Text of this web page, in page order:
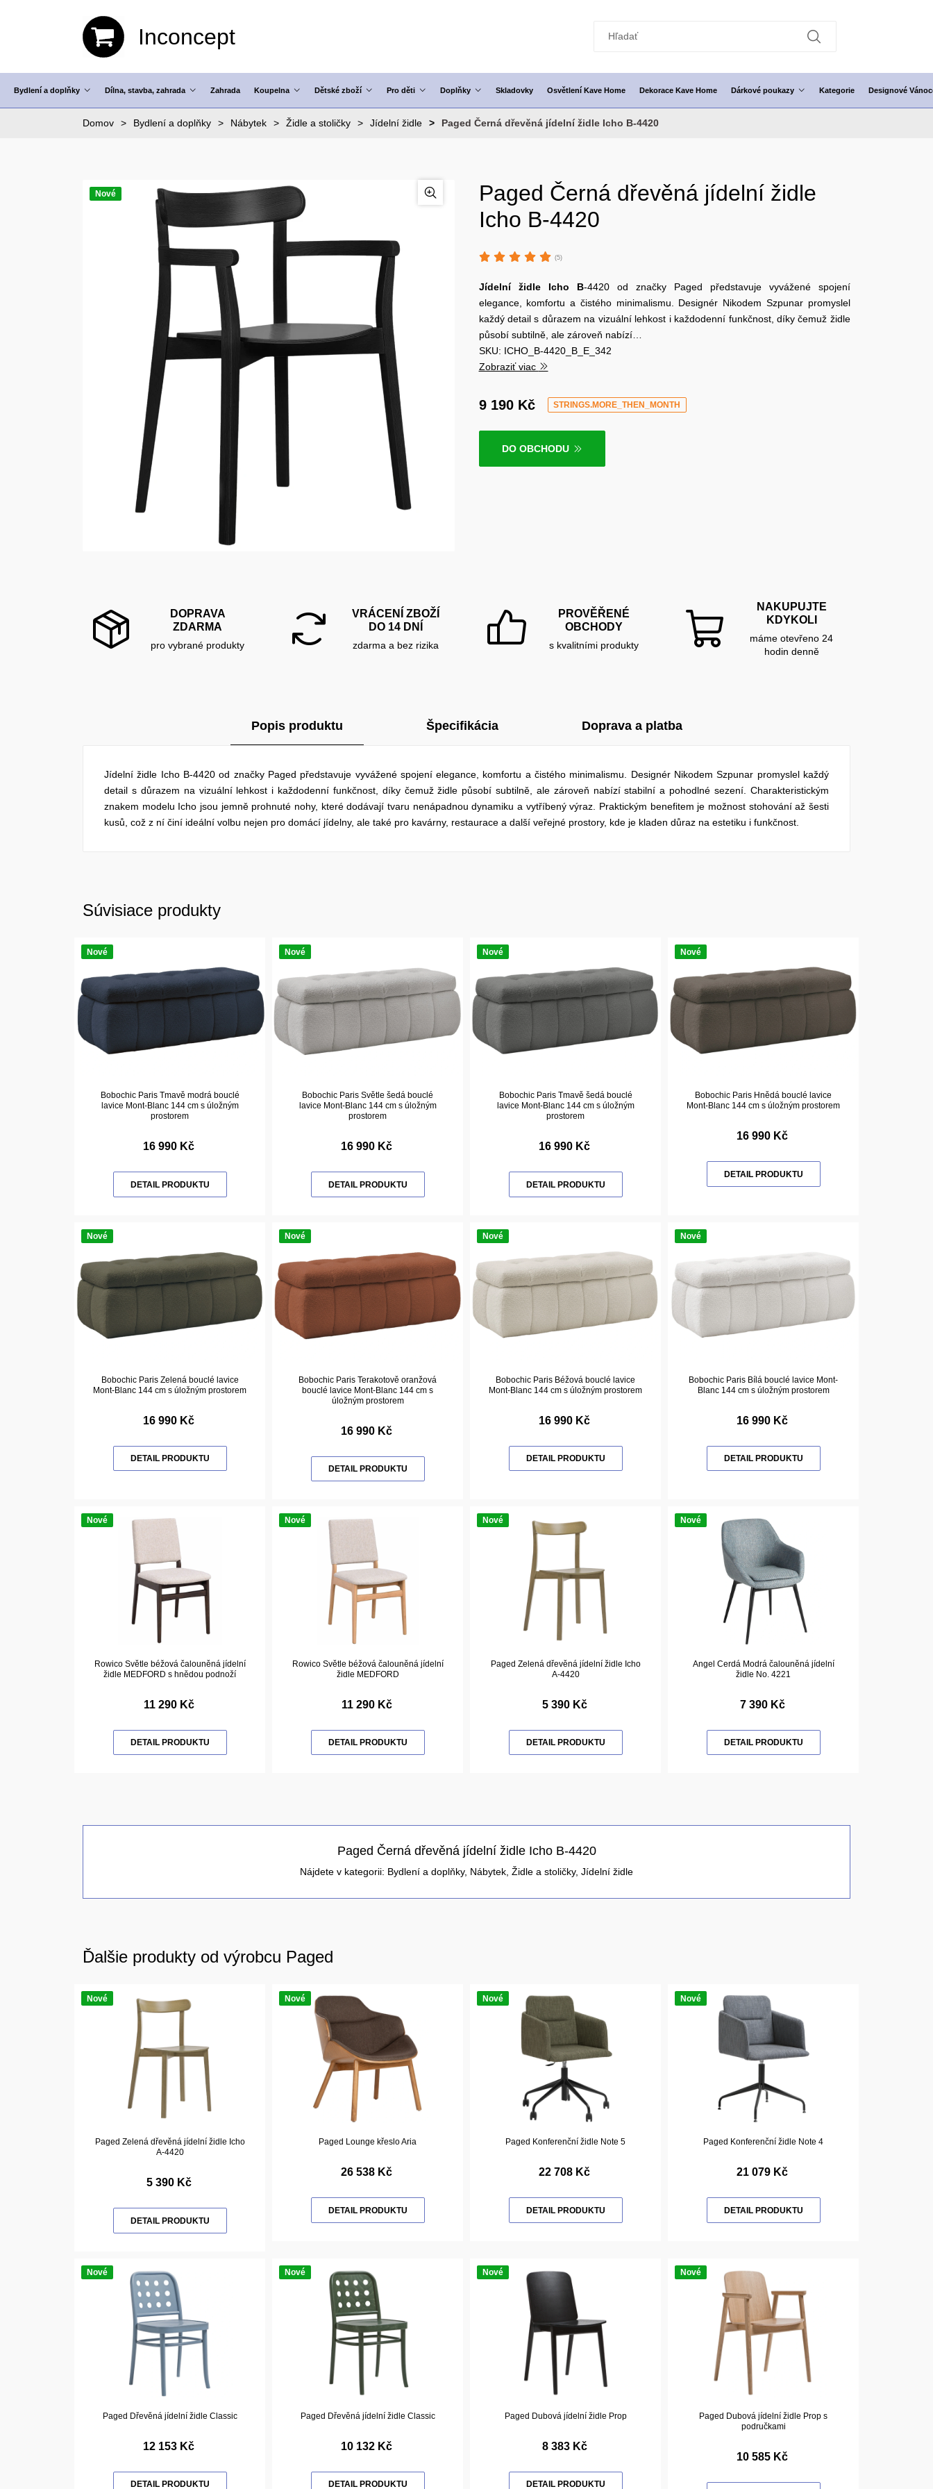
Inconcept
Bydlení a doplňky Dílna, stavba, zahrada Zahrada Koupelna Dětské zboží Pro děti Doplňky Skladovky Osvětlení Kave Home Dekorace Kave Home Dárkové poukazy Kategorie Designové
Domov Bydlení a doplňky Nábytek Židle a stoličky Jídelní židle Paged Černá dřevěná jídelní židle Icho B-4420
Nové
Paged Černá dřevěná jídelní židle
Icho B-4420
(5)
Jídelní židleIcho B-4420 od značky Paged představuje vyvážené spojení
elegance, komfortu a čistého minimalismu. Designér Nikodem Szpunar promyslel
každý detail s důrazem na vizuální lehkost i každodenní funkčnost, díky čemuž židle
působí subtilně, ale zároveň nabízí…
SKU: ICHO_B-4420_B_E_342
Zobraziť viac
9 190 Kč STRINGS.MORE_THEN_MONTH
DO OBCHODU
DOPRAVA
ZDARMA
pro vybrané produkty
VRÁCENÍ ZBOŽÍ
DO 14 DNÍ
zdarma a bez rizika
PROVĚŘENÉ
OBCHODY
s kvalitními produkty
NAKUPUJTE
KDYKOLI
máme otevřeno 24
hodin denně
Popis produktu Špecifikácia Doprava a platba
Jídelní židle Icho B-4420 od značky Paged představuje vyvážené spojení elegance, komfortu a čistého minimalismu. Designér Nikodem Szpunar promyslel každý
detail s důrazem na vizuální lehkost i každodenní funkčnost, díky čemuž židle působí subtilně, ale zároveň nabízí stabilní a pohodlné sezení. Charakteristickým
znakem modelu Icho jsou jemně prohnuté nohy, které dodávají tvaru nenápadnou dynamiku a vytříbený výraz. Praktickým benefitem je možnost stohování až šesti
kusů, což z ní činí ideální volbu nejen pro domácí jídelny, ale také pro kavárny, restaurace a další veřejné prostory, kde je kladen důraz na estetiku i funkčnost.
Súvisiace produkty
Nové
Bobochic Paris Tmavě modrá bouclé
lavice Mont-Blanc 144 cm s úložným
prostorem
16 990 Kč
DETAIL PRODUKTU
Nové
Bobochic Paris Světle šedá bouclé
lavice Mont-Blanc 144 cm s úložným
prostorem
16 990 Kč
DETAIL PRODUKTU
Nové
Bobochic Paris Tmavě šedá bouclé
lavice Mont-Blanc 144 cm s úložným
prostorem
16 990 Kč
DETAIL PRODUKTU
Nové
Bobochic Paris Hnědá bouclé lavice
Mont-Blanc 144 cm s úložným prostorem
16 990 Kč
DETAIL PRODUKTU
Nové
Bobochic Paris Zelená bouclé lavice
Mont-Blanc 144 cm s úložným prostorem
16 990 Kč
DETAIL PRODUKTU
Nové
Bobochic Paris Terakotově oranžová
bouclé lavice Mont-Blanc 144 cm s
úložným prostorem
16 990 Kč
DETAIL PRODUKTU
Nové
Bobochic Paris Béžová bouclé lavice
Mont-Blanc 144 cm s úložným prostorem
16 990 Kč
DETAIL PRODUKTU
Nové
Bobochic Paris Bílá bouclé lavice Mont-
Blanc 144 cm s úložným prostorem
16 990 Kč
DETAIL PRODUKTU
Nové
Rowico Světle béžová čalouněná jídelní
židle MEDFORD s hnědou podnoží
11 290 Kč
DETAIL PRODUKTU
Nové
Rowico Světle béžová čalouněná jídelní
židle MEDFORD
11 290 Kč
DETAIL PRODUKTU
Nové
Paged Zelená dřevěná jídelní židle Icho
A-4420
5 390 Kč
DETAIL PRODUKTU
Nové
Angel Cerdá Modrá čalouněná jídelní
židle No. 4221
7 390 Kč
DETAIL PRODUKTU
Paged Černá dřevěná jídelní židle Icho B-4420
Nájdete v kategorii: Bydlení a doplňky, Nábytek, Židle a stoličky, Jídelní židle
Ďalšie produkty od výrobcu Paged
Nové
Paged Zelená dřevěná jídelní židle Icho
A-4420
5 390 Kč
DETAIL PRODUKTU
Nové
Paged Lounge křeslo Aria
26 538 Kč
DETAIL PRODUKTU
Nové
Paged Konferenční židle Note 5
22 708 Kč
DETAIL PRODUKTU
Nové
Paged Konferenční židle Note 4
21 079 Kč
DETAIL PRODUKTU
Nové
Paged Dřevěná jídelní židle Classic
12 153 Kč
DETAIL PRODUKTU
Nové
Paged Dřevěná jídelní židle Classic
10 132 Kč
DETAIL PRODUKTU
Nové
Paged Dubová jídelní židle Prop
8 383 Kč
DETAIL PRODUKTU
Nové
Paged Dubová jídelní židle Prop s
područkami
10 585 Kč